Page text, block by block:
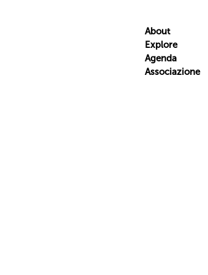
About
Explore
Agenda
Associazione